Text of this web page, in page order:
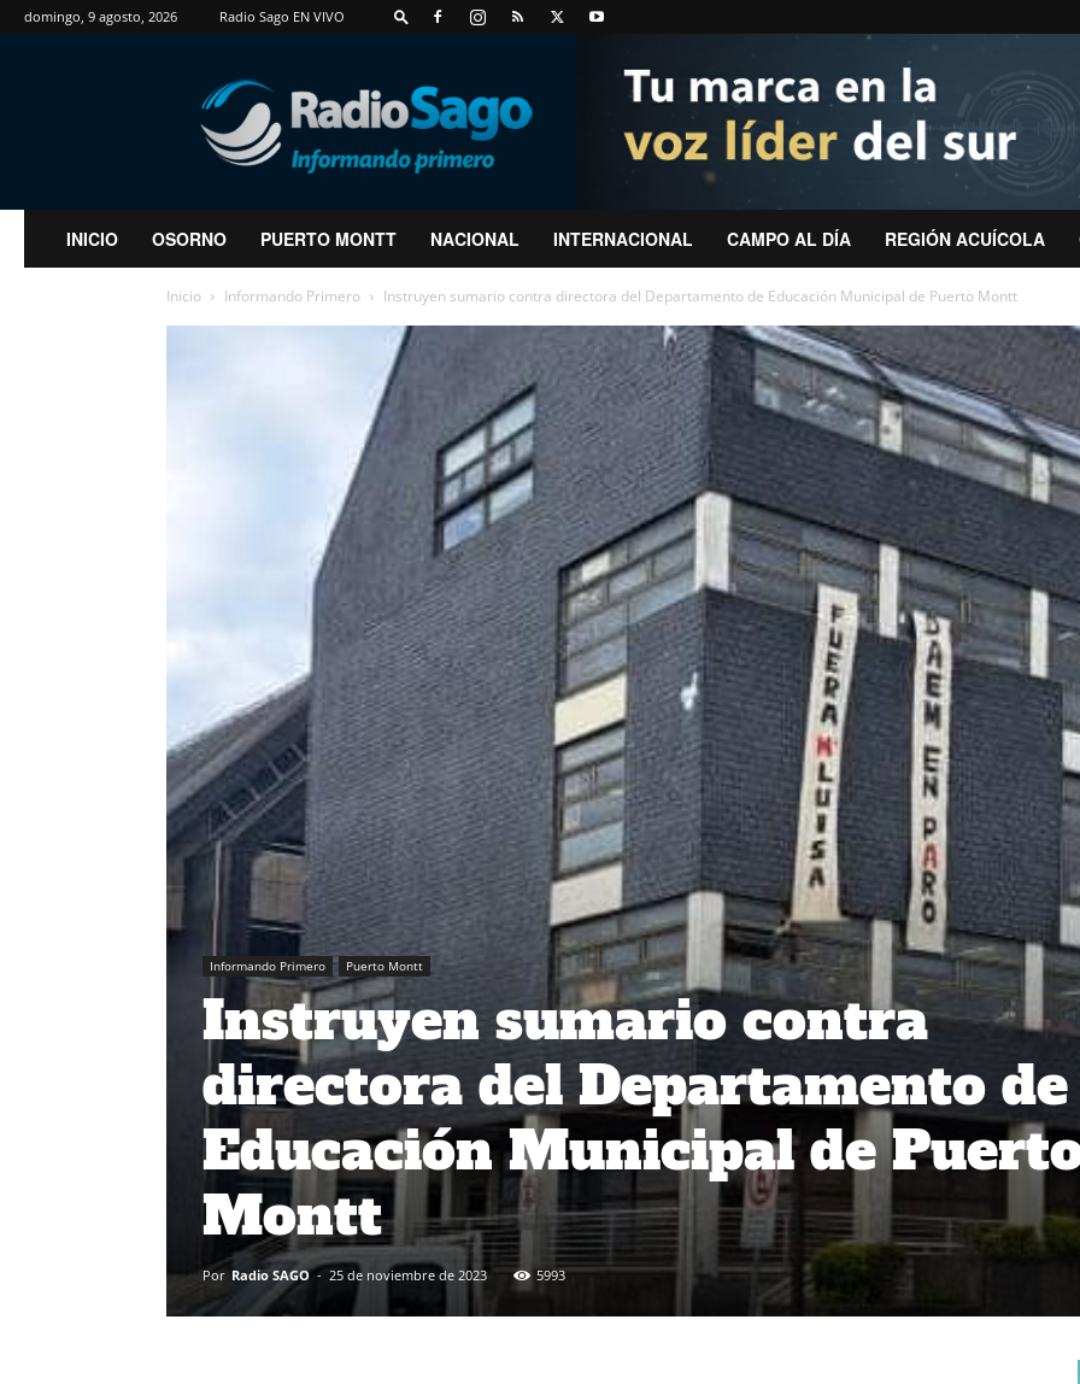
domingo, 9 agosto, 2026 Radio Sago EN VIVO
RadioSago
INICIO OSORNO PUERTO MONTT NACIONAL INTERNACIONAL CAMPO AL DÍA REGIÓN ACUÍCOLA
Inicio Informando Primero Instruyen sumario contra directora del Departamento de Educación Municipal de Puerto Montt
Informando Primero Puerto Montt
Instruyen sumario contra
directora del Departamento de
Educación Municipal de
Montt
Por Radio SAGO - 25 de noviembre de 2023 5993